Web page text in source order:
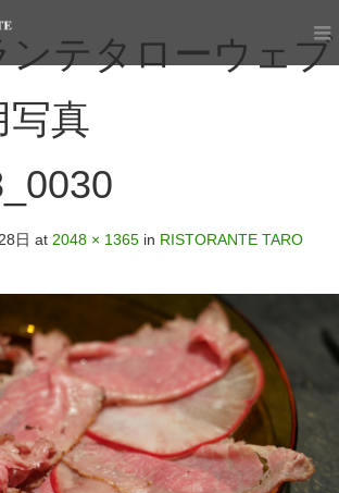
ンテタローウェブ
写真
日 at 2048 × 1365 in RISTORANTE TARO